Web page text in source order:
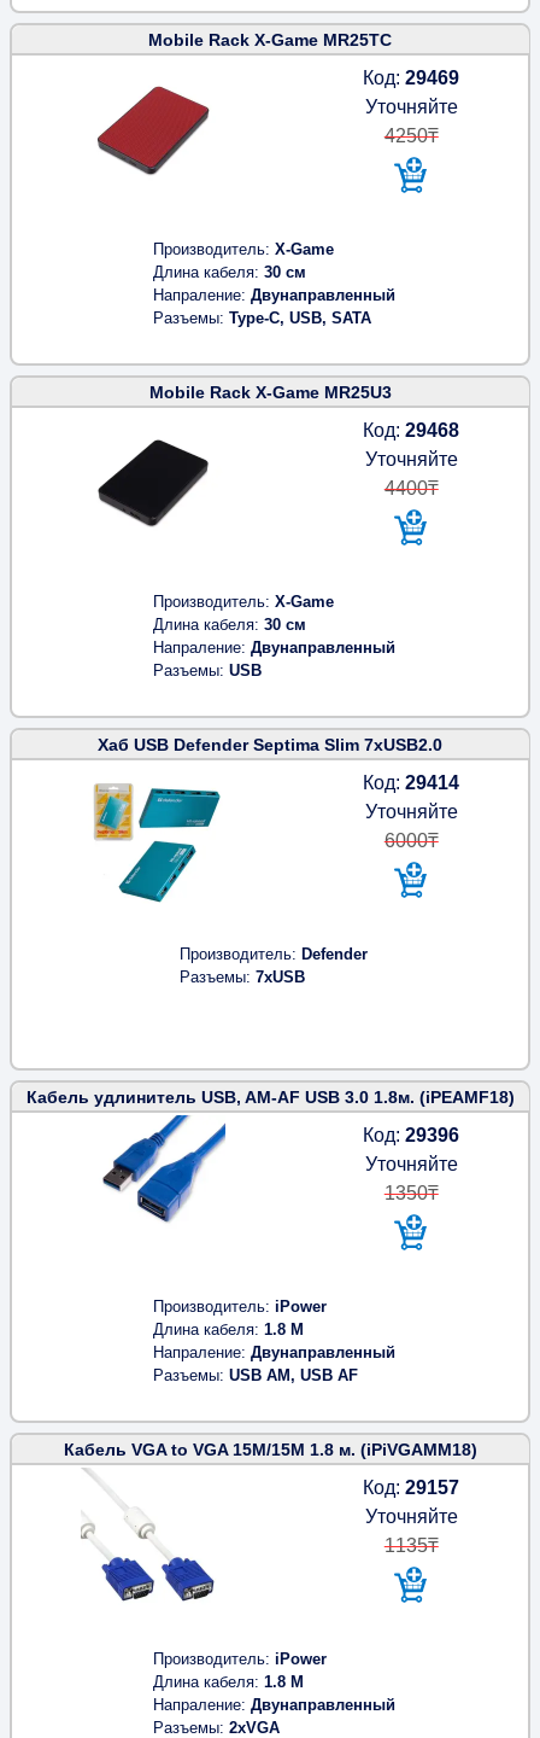
Mobile Rack X-Game MR25TC
Код:29469
Уточняйте
4250₸
Производитель X-Game
Длина кабеля 30 см
Напраление Двунаправленный
Разъемы Type-C, USB, SATA
Mobile Rack X-Game MR25U3
Код:29468
Уточняйте
4400₸
Производитель X-Game
Длина кабеля 30 см
Напраление Двунаправленный
Разъемы USB
Хаб USB Defender Septima Slim 7xUSB2.0
Код:29414
Уточняйте
6000₸
Производитель
Defender
Разъемы 7xUSB
Кабель удлинитель USB, AM-AF USB 3.0 1.8м. (iPEAMF18)
Код:29396
Уточняйте
1350₸
Производитель iPower
Длина кабеля 1.8 M
Напраление Двунаправленный
Разъемы USB AM, USB AF
Кабель VGA to VGA 15M/15M 1.8 м. (iPiVGAMM18)
Код:29157
Уточняйте
1135₸
Производитель iPower
Длина кабеля 1.8 M
Напраление Двунаправленный
Разъемы 2xVGA